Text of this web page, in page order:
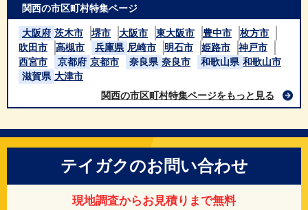
関西の市区町村特集ページ
大阪府 茨木市 堺市 大阪市 東大阪市 豊中市
枚方市
吹田市
高槻市 兵庫県 尼崎市 明石市 姫路市
神戸市
西宮市
京都府 京都市 奈良県 奈良市 和歌山県 和歌山市
滋賀県 大津市
関西の市区町村特集ページをもっと見る
テイガクのお問い合わせ
現地調査からお見積りまで無料